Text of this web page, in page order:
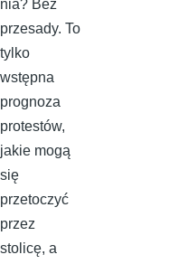
nia? Bez
przesady. To
tylko
wstępna
prognoza
protestów,
jakie mogą
się
przetoczyć
przez
stolicę, a